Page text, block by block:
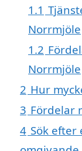
1.1
Norrmjöle
1.2
Norrmjöle
2 Hur
3 Fördelar
4 Sök efter